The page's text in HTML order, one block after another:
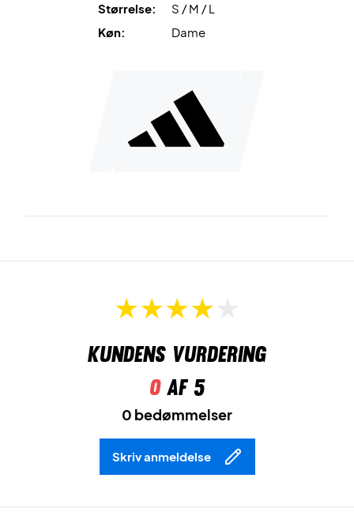
bevægelsesfrihed og en fugtabsorberende teknologi, så
er denne tank top lige noget for dig.
Materialer: 84% Genanvendt polyester, 16% Elastan
Størrelse:
S / M / L
Køn:
Dame
Kundens vurdering
0af 5
0 bedømmelser
Skriv anmeldelse